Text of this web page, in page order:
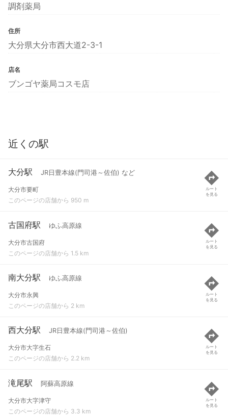
調剤薬局
住所
大分県大分市西大道2-3-1
店名
ブンゴヤ薬局コスモ店
近くの駅
大分駅 JR日豊本線(門司港～佐伯) など
大分市要町
このページの店舗から 950 m
ルート
を見る
古国府駅 ゆふ高原線
大分市古国府
このページの店舗から 1.5 km
ルート
を見る
南大分駅 ゆふ高原線
大分市永興
このページの店舗から 2 km
ルート
を見る
西大分駅 JR日豊本線(門司港～佐伯)
大分市大字生石
このページの店舗から 2.2 km
ルート
を見る
滝尾駅 阿蘇高原線
大分市大字津守
このページの店舗から 3.3 km
ルート
を見る